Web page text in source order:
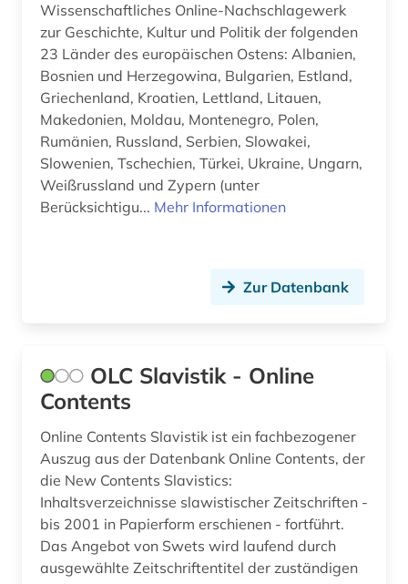
Wissenschaftliches Online-Nachschlagewerk
zur Geschichte, Kultur und Politik der folgenden
23 Länder des europäischen Ostens: Albanien,
Bosnien und Herzegowina, Bulgarien, Estland,
Griechenland, Kroatien, Lettland, Litauen,
Makedonien, Moldau, Montenegro, Polen,
Rumänien, Russland, Serbien, Slowakei,
Slowenien, Tschechien, Türkei, Ukraine, Ungarn,
Weißrussland und Zypern (unter
Berücksichtigu... Mehr Informationen
Zur Datenbank
OLC Slavistik - Online
Contents
Online Contents Slavistik ist ein fachbezogener
Auszug aus der Datenbank Online Contents, der
die New Contents Slavistics:
Inhaltsverzeichnisse slawistischer Zeitschriften -
bis 2001 in Papierform erschienen - fortführt.
Das Angebot von Swets wird laufend durch
ausgewählte Zeitschriftentitel der zuständigen